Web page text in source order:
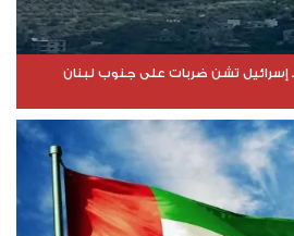
إسرائيل تشن ضربات على جنوب لبنان